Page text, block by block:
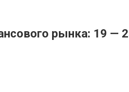
рынка: 19 —